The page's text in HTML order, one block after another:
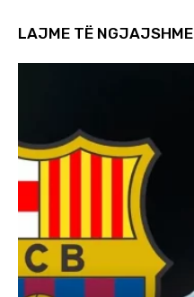
LAJME TË NGJAJSHME